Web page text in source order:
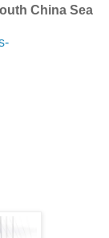
China Sea